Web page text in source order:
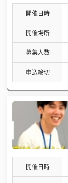
開催日時
開催場所
募集人数
申込締切
開催日時